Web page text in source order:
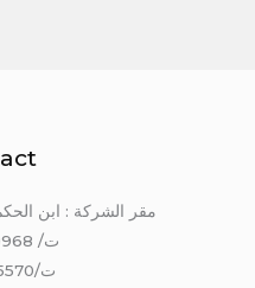
مقر الشركة : ابن
ت/ 01033680968
ت/01033805570